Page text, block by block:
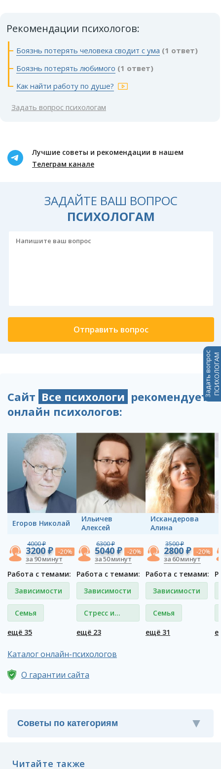
Рекомендации психологов:
Боязнь потерять человека сводит с ума (1 ответ)
Боязнь потерять любимого (1 ответ)
Как найти работу по душе?
Задать вопрос психологам
Лучшие советы и рекомендации в нашем
Телеграм канале
ЗАДАЙТЕ ВАШ ВОПРОС
ПСИХОЛОГАМ
Сайт Все психологи рекомендует
онлайн психологов:
Егоров Николай
4000 ₽
3200 ₽ -20%
за 90 минут
Работа с темами:
Зависимости
Семья
ещё 35
Ильичев
Алексей
6300 ₽
5040 ₽ -20%
за 50 минут
Работа с темами:
Зависимости
Стресс и
депрессия
ещё 23
Искандерова
Алина
3500 ₽
2800 ₽ -20%
за 60 минут
Работа с темами:
Зависимости
Семья
ещё 31
Каталог онлайн-психологов
О гарантии сайта
Читайте также
Задать вопросПСИХОЛОГАМ